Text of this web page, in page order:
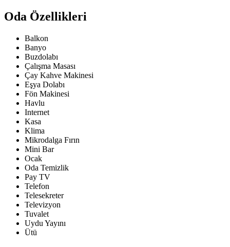
Oda Özellikleri
Balkon
Banyo
Buzdolabı
Çalışma Masası
Çay Kahve Makinesi
Eşya Dolabı
Fön Makinesi
Havlu
Internet
Kasa
Klima
Mikrodalga Fırın
Mini Bar
Ocak
Oda Temizlik
Pay TV
Telefon
Telesekreter
Televizyon
Tuvalet
Uydu Yayını
Ütü